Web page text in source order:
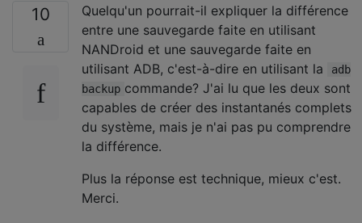
10
Quelqu'un pourrait-il expliquer la différence
entre une sauvegarde faite en utilisant
NANDroid et une sauvegarde faite en
utilisant ADB, c'est-à-dire en utilisant la
adb
backup commande? J'ai lu que les deux sont
capables de créer des instantanés complets
du système, mais je n'ai pas pu comprendre
la différence.
Plus la réponse est technique, mieux c'est.
Merci.